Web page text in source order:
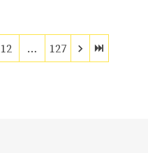
12 … 127